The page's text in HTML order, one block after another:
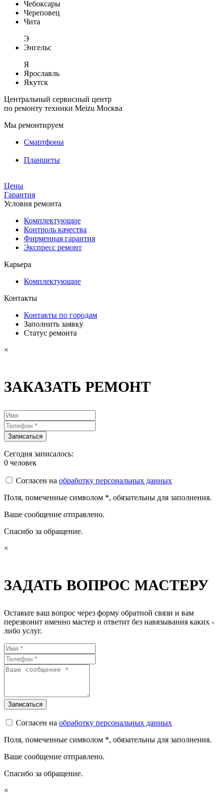
Чебоксары
Череповец
Чита
Э
Энгельс
Я
Ярославль
Якутск
Центральный сервисный центр
по ремонту техники Meizu Москва
Мы ремонтируем
Смартфоны
Планшеты
Цены
Гарантия
Условия ремонта
Комплектующие
Контроль качества
Фирменная гарантия
Экспресс ремонт
Карьера
Комплектующие
Контакты
Контакты по городам
Заполнить заявку
Статус ремонта
×
ЗАКАЗАТЬ РЕМОНТ
Сегодня записалось:
0 человек
Согласен на обработку персональных данных
Поля, помеченные символом *, обязательны для заполнения.
Ваше сообщение отправлено.
Спасибо за обращение.
×
ЗАДАТЬ ВОПРОС МАСТЕРУ
Оставьте ваш вопрос через форму обратной связи и вам
перезвонит именно мастер и ответит без навязывания каких -
либо услуг.
Согласен на обработку персональных данных
Поля, помеченные символом *, обязательны для заполнения.
Ваше сообщение отправлено.
Спасибо за обращение.
×